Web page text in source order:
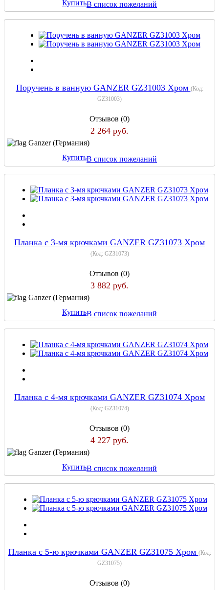
КупитьВ список пожеланий
Поручень в ванную GANZER GZ31003 Хром (Код:
GZ31003)
Отзывов (0)
2 264 руб.
Ganzer (Германия)
КупитьВ список пожеланий
Планка с 3-мя крючками GANZER GZ31073 Хром
(Код: GZ31073)
Отзывов (0)
3 882 руб.
Ganzer (Германия)
КупитьВ список пожеланий
Планка с 4-мя крючками GANZER GZ31074 Хром
(Код: GZ31074)
Отзывов (0)
4 227 руб.
Ganzer (Германия)
КупитьВ список пожеланий
Планка с 5-ю крючками GANZER GZ31075 Хром (Код:
GZ31075)
Отзывов (0)